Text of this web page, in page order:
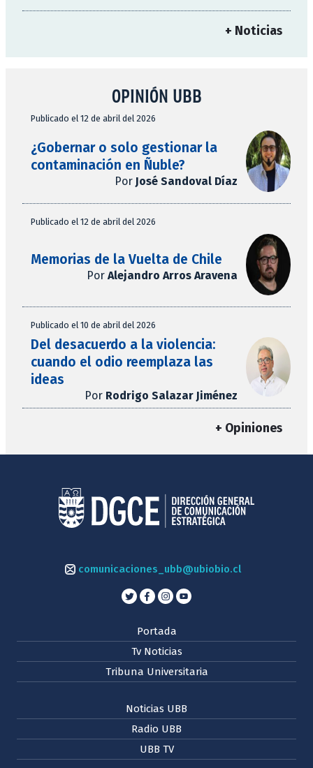
+ Noticias
OPINIÓN UBB
Publicado el 12 de abril del 2026
¿Gobernar o solo gestionar la
contaminación en Ñuble?
Por José Sandoval Díaz
Publicado el 12 de abril del 2026
Memorias de la Vuelta de Chile
Por Alejandro Arros Aravena
Publicado el 10 de abril del 2026
Del desacuerdo a la violencia:
cuando el odio reemplaza las
ideas
Por Rodrigo Salazar Jiménez
+ Opiniones
comunicaciones_ubb@ubiobio.cl
Portada
Tv Noticias
Tribuna Universitaria
Noticias UBB
Radio UBB
UBB TV